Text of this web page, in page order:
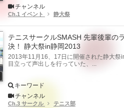
チャンネル
Ch.1 イベント 静大祭
テニスサークルSMASH 先輩後輩の
決！ 静大祭in静岡2013
2013年11月16、17日に開催された静大祭
目立って声出しを行っていた、...
キーワード
チャンネル
Ch.3 サークル
テニス部